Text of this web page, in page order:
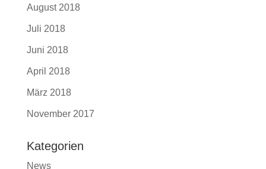
August 2018
Juli 2018
Juni 2018
April 2018
März 2018
November 2017
Kategorien
News